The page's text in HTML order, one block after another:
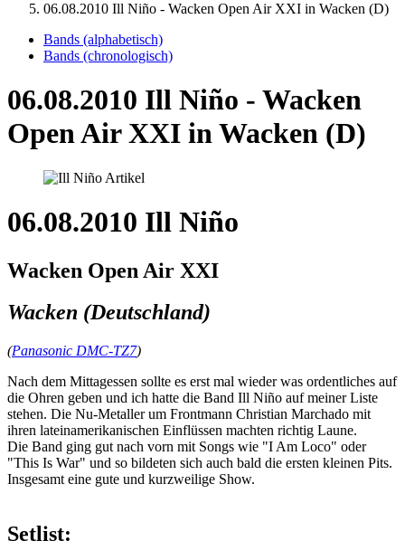
06.08.2010 Ill Niño - Wacken Open Air XXI in Wacken (D)
Bands (alphabetisch)
Bands (chronologisch)
06.08.2010 Ill Niño - Wacken
Open Air XXI in Wacken (D)
06.08.2010 Ill Niño
Wacken Open Air XXI
Wacken (Deutschland)
(Panasonic DMC-TZ7)
Nach dem Mittagessen sollte es erst mal wieder was ordentliches auf
die Ohren geben und ich hatte die Band Ill Niño auf meiner Liste
stehen. Die Nu-Metaller um Frontmann Christian Marchado mit
ihren lateinamerikanischen Einflüssen machten richtig Laune.
Die Band ging gut nach vorn mit Songs wie "I Am Loco" oder
"This Is War" und so bildeten sich auch bald die ersten kleinen Pits.
Insgesamt eine gute und kurzweilige Show.
Setlist: